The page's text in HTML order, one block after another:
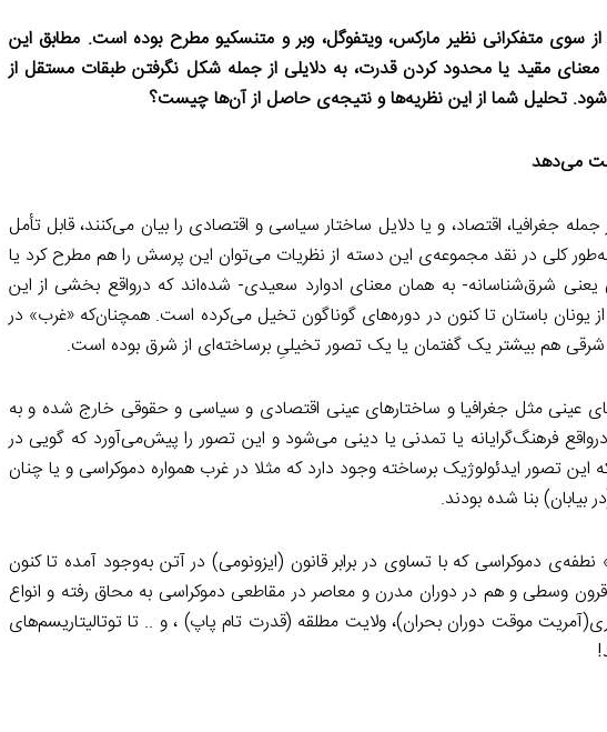
سوی متفکرانی نظیر مارکس، ویتفوگل، وبر و متنسکیو مطرح بوده است. مطابق این
مقید یا محدود کردن قدرت، به دلایلی از جمله شکل نگرفتن طبقات مستقل از
تحلیل شما از این نظریه‌ها و نتیجه‌ی حاصل از آن‌ها چیست؟
می‌دهد
جغرافیا، اقتصاد، و یا دلایل ساختار سیاسی و اقتصادی را بیان می‌کنند، قابل تأمل
به‌طور کلی در نقد مجموعه‌ی این دسته از نظریات می‌توان این پرسش را هم مطرح کرد یا
یعنی شرق‌شناسانه- به همان معنای ادوارد سعیدی- شده‌اند که درواقع بخشی از این
باستان تا کنون در دوره‌های گوناگون تخیل می‌کرده است. همچنان‌که «غرب» در
هم بیشتر یک گفتمان یا یک تصور تخیلیِ برساخته‌ای از شرق بوده است.
عینی مثل جغرافیا و ساختارهای عینی اقتصادی و سیاسی و حقوقی خارج شده و به
فرهنگ‌گرایانه یا تمدنی یا دینی می‌شود و این تصور را پیش‌می‌آورد که گویی در
تصور ایدئولوژیک برساخته وجود دارد که مثلا در غرب همواره دموکراسی و یا چنان
بنا شده بودند.
دموکراسی که با تساوی در برابر قانون (ایزونومی) در آتن به‌وجود آمده تا کنون
وسطی و هم در دوران مدرن و معاصر در مقاطعی دموکراسی به محاق رفته و انواع
موقت دوران بحران)، ولایت مطلقه (قدرت تام پاپ) ، و .. تا توتالیتاریسم‌های